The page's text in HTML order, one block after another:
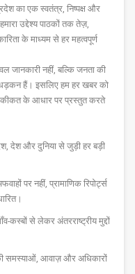
का एक स्वतंत्र, निष्पक्ष और
उद्देश्य पाठकों तक तेज़,
के माध्यम से हर महत्वपूर्ण
जानकारी नहीं, बल्कि जनता की
हैं। इसलिए हम हर खबर को
हकीकत के आधार पर प्रस्तुत करते
देश और दुनिया से जुड़ी हर बड़ी
पर नहीं, प्रामाणिक रिपोर्ट्स
कस्बों से लेकर अंतरराष्ट्रीय मुद्दों
समस्याओं, आवाज़ और अधिकारों